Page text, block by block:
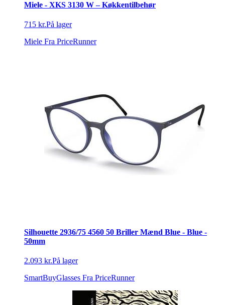
Miele - XKS 3130 W – Køkkentilbehør
715 kr.På lager
Miele Fra PriceRunner
Silhouette 2936/75 4560 50 Briller Mænd Blue - Blue -
50mm
2.093 kr.På lager
SmartBuyGlasses Fra PriceRunner